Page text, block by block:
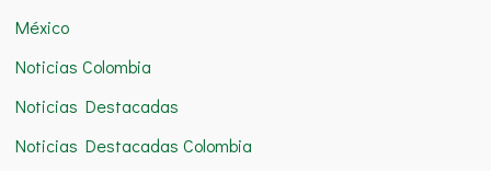
México
Noticias Colombia
Noticias Destacadas
Noticias Destacadas Colombia